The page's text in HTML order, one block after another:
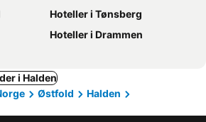
Hoteller i Tønsberg
Hoteller i Drammen
i Halden
Østfold
Halden